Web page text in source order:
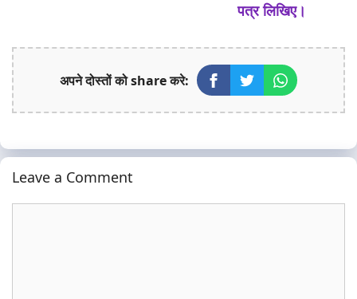
पत्र लिखिए।
अपने दोस्तों को share करे:
Leave a Comment